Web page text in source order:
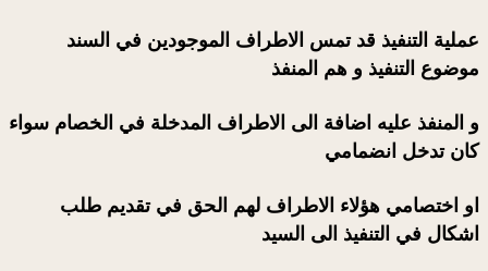
عملية التنفيذ قد تمس الاطراف الموجودين في السند
موضوع التنفيذ و هم المنفذ
و المنفذ عليه اضافة الى الاطراف المدخلة في الخصام سواء
كان تدخل انضمامي
او اختصامي هؤلاء الاطراف لهم الحق في تقديم طلب
اشكال في التنفيذ الى السيد